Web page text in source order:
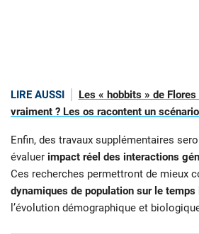
LIRE AUSSI
Les « hobbits » de
vraiment ? Les os racontent un
Enfin, des travaux supplémentaires
évaluer impact réel des interactions
Ces recherches permettront de mieux
dynamiques de population sur le temps
l’évolution démographique et